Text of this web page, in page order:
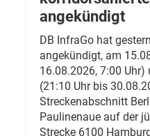
angekündigt
DB InfraGo hat
angekündigt, am
16.08.2026, 7:00
(21:10 Uhr bis
Streckenabschnitt
Paulinenaue auf der
Strecke 6100